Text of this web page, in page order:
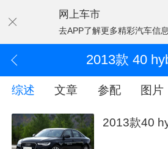
网上车市
去APP了解更多精彩汽车信息
2013款 40
综述 文章 参配 图片
2013款40